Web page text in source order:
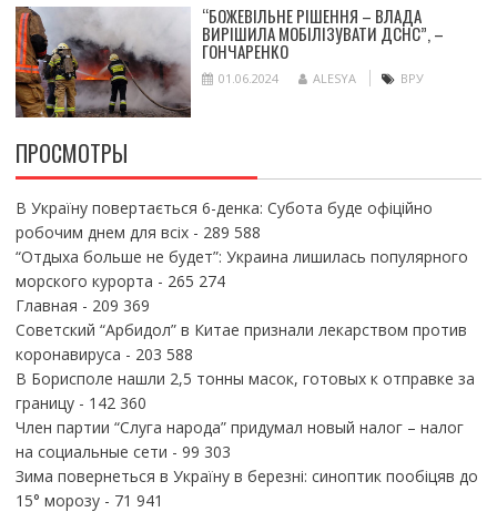
“БОЖЕВІЛЬНЕ РІШЕННЯ – ВЛАДА
ВИРІШИЛА МОБІЛІЗУВАТИ ДСНС”, –
ГОНЧАРЕНКО
01.06.2024 ALESYA ВРУ
ПРОСМОТРЫ
В Україну повертається 6-денка: Субота буде офіційно
робочим днем для всіх- 289 588
“Отдыха больше не будет”: Украина лишилась популярного
морского курорта - 265 274
Главная - 209 369
Советский “Арбидол” в Китае признали лекарством против
коронавируса - 203 588
В Борисполе нашли 2,5 тонны масок, готовых к отправке за
границу- 142 360
Член партии “Слуга народа” придумал новый налог – налог
на социальные сети - 99 303
Зима повернеться в Україну в березні: синоптик пообіцяв до
15° морозу- 71 941